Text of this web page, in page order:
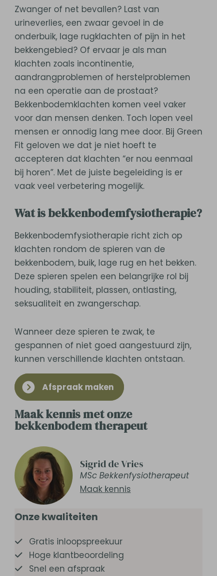
Zwanger of net bevallen? Last van
urineverlies, een zwaar gevoel in de
onderbuik, lage rugklachten of pijn in het
bekkengebied? Of ervaar je als man
klachten zoals incontinentie,
aandrangproblemen of herstelproblemen
na een operatie aan de prostaat?
Bekkenbodemklachten komen veel vaker
voor dan mensen denken. Toch lopen veel
mensen er onnodig lang mee door. Bij Green
Fit geloven we dat je niet hoeft te
accepteren dat klachten “er nou eenmaal
bij horen”. Met de juiste begeleiding is er
vaak veel verbetering mogelijk.
Wat is bekkenbodemfysiotherapie?
Bekkenbodemfysiotherapie richt zich op
klachten rondom de spieren van de
bekkenbodem, buik, lage rug en het bekken.
Deze spieren spelen een belangrijke rol bij
houding, stabiliteit, plassen, ontlasting,
seksualiteit en zwangerschap.
Wanneer deze spieren te zwak, te
gespannen of niet goed aangestuurd zijn,
kunnen verschillende klachten ontstaan.
Afspraak maken
Maak kennis met onze
bekkenbodem therapeut
Sigrid de Vries
MSc Bekkenfysiotherapeut
Maak kennis
Onze kwaliteiten
Gratis inloopspreekuur
Hoge klantbeoordeling
Snel een afspraak